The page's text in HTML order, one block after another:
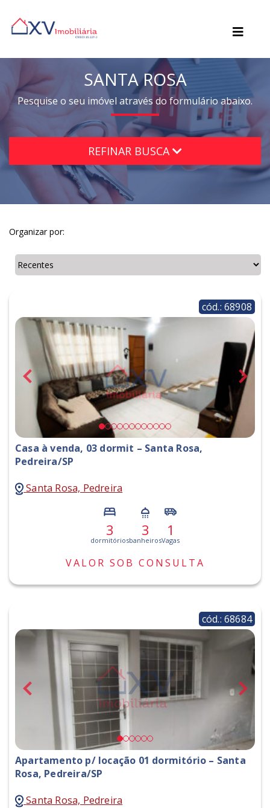
SANTA ROSA
Pesquise o seu imóvel através do formulário abaixo.
REFINAR BUSCA
Organizar por:
cód.: 68908
Casa à venda, 03 dormit – Santa Rosa,
Pedreira/SP
Santa Rosa, Pedreira
3
dormitórios
3
banheiros
1
Vagas
VALOR SOB CONSULTA
cód.: 68684
Apartamento p/ locação 01 dormitório – Santa
Rosa, Pedreira/SP
Santa Rosa, Pedreira